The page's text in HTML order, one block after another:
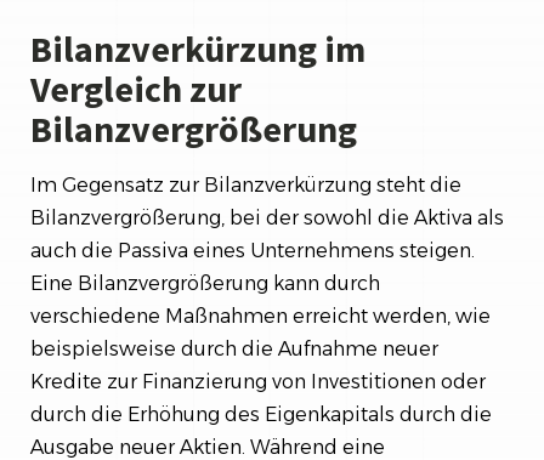
Bilanzverkürzung im
Vergleich zur
Bilanzvergrößerung
Im Gegensatz zur Bilanzverkürzung steht die
Bilanzvergrößerung, bei der sowohl die Aktiva als
auch die Passiva eines Unternehmens steigen.
Eine Bilanzvergrößerung kann durch
verschiedene Maßnahmen erreicht werden, wie
beispielsweise durch die Aufnahme neuer
Kredite zur Finanzierung von Investitionen oder
durch die Erhöhung des Eigenkapitals durch die
Ausgabe neuer Aktien. Während eine